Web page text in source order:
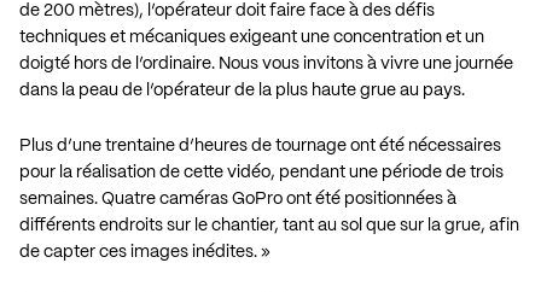
de 200 mètres), l’opérateur doit faire face à des défis
techniques et mécaniques exigeant une concentration et un
doigté hors de l’ordinaire. Nous vous invitons à vivre une journée
dans la peau de l’opérateur de la plus haute grue au pays.
Plus d’une trentaine d’heures de tournage ont été nécessaires
pour la réalisation de cette vidéo, pendant une période de trois
semaines. Quatre caméras GoPro ont été positionnées à
différents endroits sur le chantier, tant au sol que sur la grue, afin
de capter ces images inédites. »